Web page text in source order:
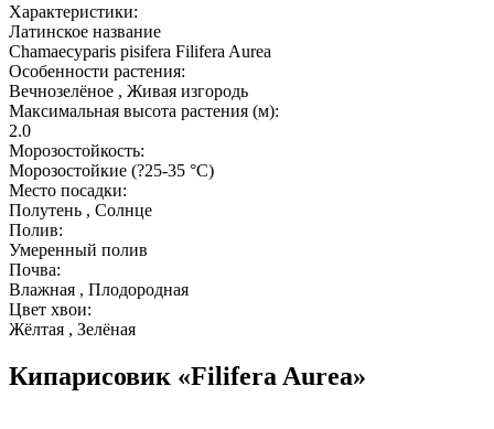
Характеристики:
Латинское название
Chamaecyparis pisifera Filifera Aurea
Особенности растения:
Вечнозелёное , Живая изгородь
Максимальная высота растения (м):
2.0
Морозостойкость:
Морозостойкие (?25-35 °С)
Место посадки:
Полутень , Солнце
Полив:
Умеренный полив
Почва:
Влажная , Плодородная
Цвет хвои:
Жёлтая , Зелёная
Кипарисовик «Filifera Aurea»